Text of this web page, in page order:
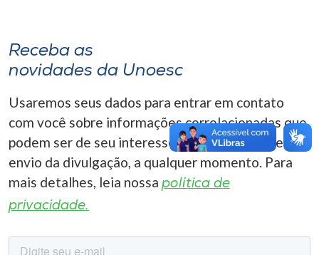
A-
Receba as
novidades da Unoesc
Usaremos seus dados para entrar em contato
com você sobre informações correlacionadas que
podem ser de seu interesse. Você pode cancelar o
envio da divulgação, a qualquer momento. Para
mais detalhes, leia nossa política de
privacidade.